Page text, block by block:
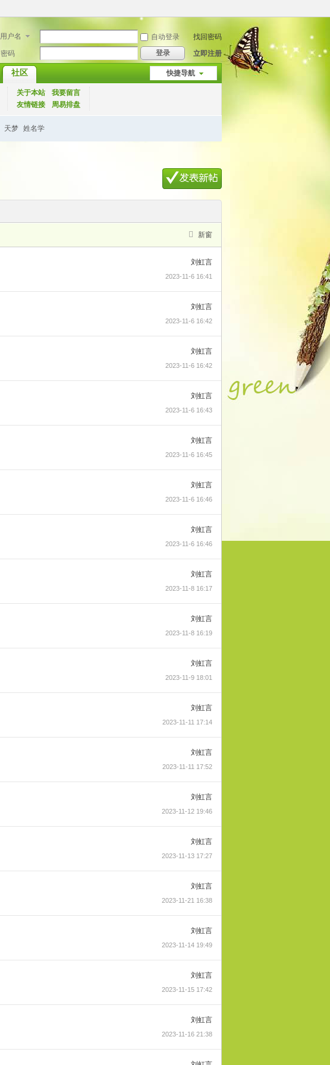
用户名 自动登录
找回密码
密码
登录 立即注册
快捷导航
社区
关于本站
我要留言
友情链接
周易排盘
天梦 姓名学
新窗
刘虹言
2023-11-6 16:41
刘虹言
2023-11-6 16:42
刘虹言
2023-11-6 16:42
刘虹言
2023-11-6 16:43
刘虹言
2023-11-6 16:45
刘虹言
2023-11-6 16:46
刘虹言
2023-11-6 16:46
刘虹言
2023-11-8 16:17
刘虹言
2023-11-8 16:19
刘虹言
2023-11-9 18:01
刘虹言
2023-11-11 17:14
刘虹言
2023-11-11 17:52
刘虹言
2023-11-12 19:46
刘虹言
2023-11-13 17:27
刘虹言
2023-11-21 16:38
刘虹言
2023-11-14 19:49
刘虹言
2023-11-15 17:42
刘虹言
2023-11-16 21:38